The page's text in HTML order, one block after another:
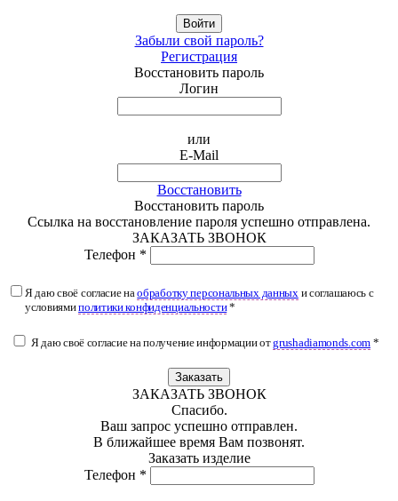
Войти
Забыли свой пароль?
Регистрация
Восстановить пароль
Логин
или
E-Mail
Восстановить
Восстановить пароль
Ссылка на восстановление пароля успешно отправлена.
ЗАКАЗАТЬ ЗВОНОК
Телефон *
Я даю своё согласие наобработку персональных данных и соглашаюсь с
условиямиполитики конфиденциальности*
Я даю своё согласие на получение информации отgrushadiamonds.com *
Заказать
ЗАКАЗАТЬ ЗВОНОК
Спасибо.
Ваш запрос успешно отправлен.
В ближайшее время Вам позвонят.
Заказать изделие
Телефон *